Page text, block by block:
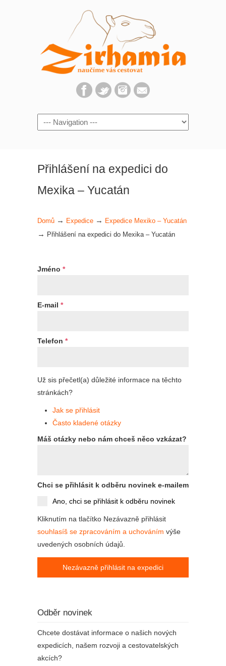
Navigation
Přihlášení na expedici do
Mexika – Yucatán
Domů → Expedice → Expedice Mexiko – Yucatán
→ Přihlášení na expedici do Mexika – Yucatán
Jméno *
E-mail *
Telefon *
Už sis přečetl(a) důležité informace na těchto
stránkách?
Jak se přihlásit
Často kladené otázky
Máš otázky nebo nám chceš něco vzkázat?
Chci se přihlásit k odběru novinek e-mailem
Ano, chci se přihlásit k odběru novinek
Kliknutím na tlačítko Nezávazně přihlásit
souhlasíš se zpracováním a uchováním výše
uvedených osobních údajů.
Nezávazně přihlásit na expedici
Odběr novinek
Chcete dostávat informace o našich nových
expedicích, našem rozvoji a cestovatelských
akcích?